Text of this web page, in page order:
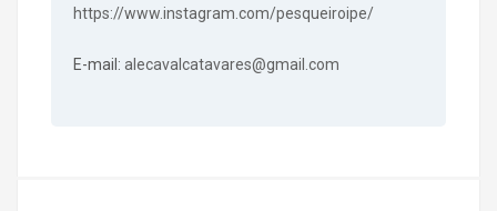
https://www.instagram.com/pesqueiroipe/
E-mail: alecavalcatavares@gmail.com